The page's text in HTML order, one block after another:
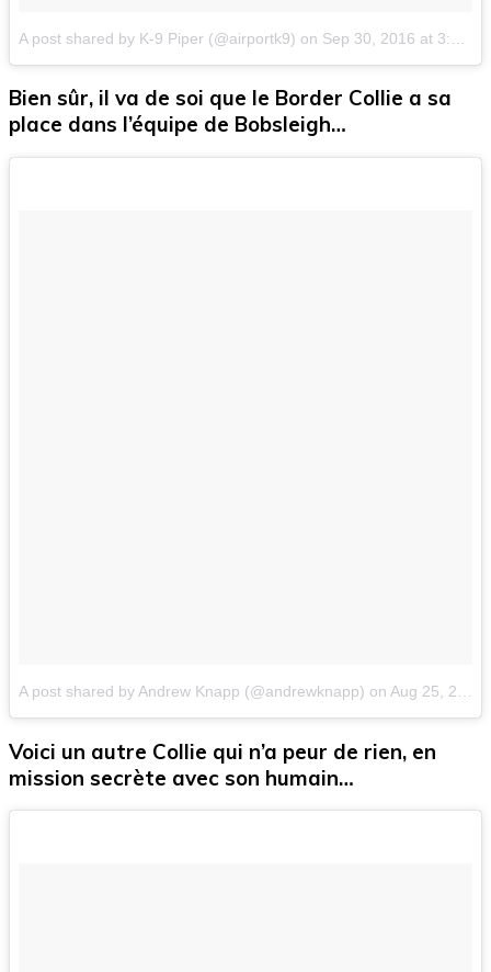
A post shared by K-9 Piper (@airportk9) on Sep 30, 2016 at 3:58pm PDT
Bien sûr, il va de soi que le Border Collie a sa
place dans l’équipe de Bobsleigh…
A post shared by Andrew Knapp (@andrewknapp) on Aug 25, 2016 at 9:32am PDT
Voici un autre Collie qui n’a peur de rien, en
mission secrète avec son humain…